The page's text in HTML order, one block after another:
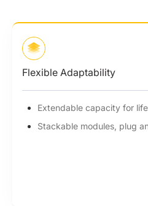
High Performance
7.3-47.9 kWh wide
Max. 50A charging/